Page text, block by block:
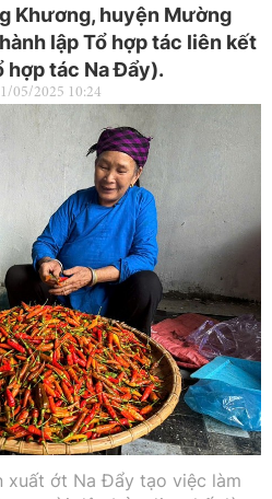
Khương, huyện Mường
lập Tổ hợp tác liên kết
hợp tác Na Đẩy).
05/2025 10:24
xuất ớt Na Đẩy tạo việc làm